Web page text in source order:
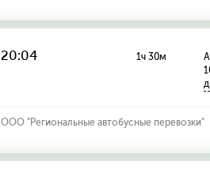
20:04 1ч 30м
ООО "Региональные автобусные перевозки"